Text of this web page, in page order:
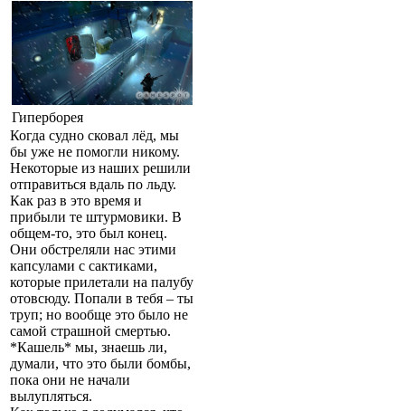
Гиперборея
Когда судно сковал лёд, мы
бы уже не помогли никому.
Некоторые из наших решили
отправиться вдаль по льду.
Как раз в это время и
прибыли те штурмовики. В
общем-то, это был конец.
Они обстреляли нас этими
капсулами с сактиками,
которые прилетали на палубу
отовсюду. Попали в тебя – ты
труп; но вообще это было не
самой страшной смертью.
*Кашель* мы, знаешь ли,
думали, что это были бомбы,
пока они не начали
вылупляться.